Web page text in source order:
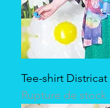
Tee-shirt Districat
Rupture de stock